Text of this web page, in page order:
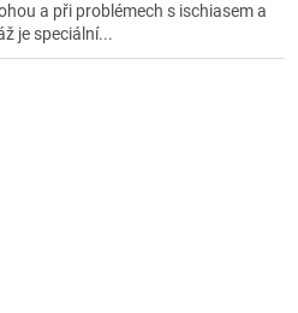
a při problémech s ischiasem a
je speciální...